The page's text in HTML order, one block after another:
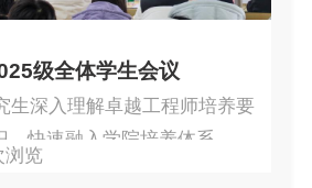
级全体学生会议
生深入理解卓越工程师培养要
快速融入学院培养体系，夯
浏览